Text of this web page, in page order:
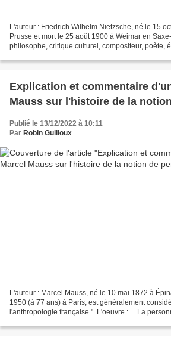
L'auteur : Friedrich Wilhelm Nietzsche, né le 15
Prusse et mort le 25 août 1900 à Weimar en
philosophe, critique culturel, compositeur, poète,
Explication et commentaire
Mauss sur l'histoire de la
Publié le 13/12/2022 à 10:11
Par Robin Guilloux
L'auteur : Marcel Mauss, né le 10 mai 1872 à
1950 (à 77 ans) à Paris, est généralement
l'anthropologie française ". L'oeuvre : ... La